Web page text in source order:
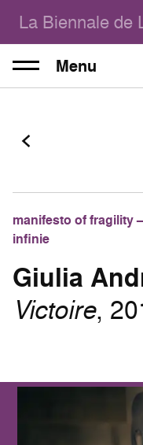
La Biennale de
Menu
manifesto of fragility
infinie
Giulia
Victoire,